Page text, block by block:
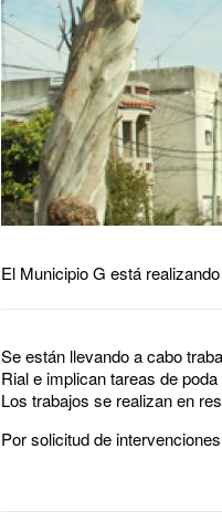
El Municipio G está
Se están llevando a cabo
Rial e implican tareas de
Los trabajos se realizan en
Por solicitud de